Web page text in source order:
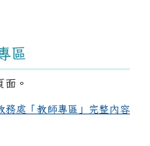
區
。
務處「教師專區」完整內容